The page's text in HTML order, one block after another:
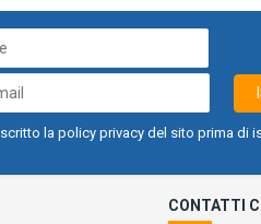
la policy privacy del sito prima di
CONTATTI